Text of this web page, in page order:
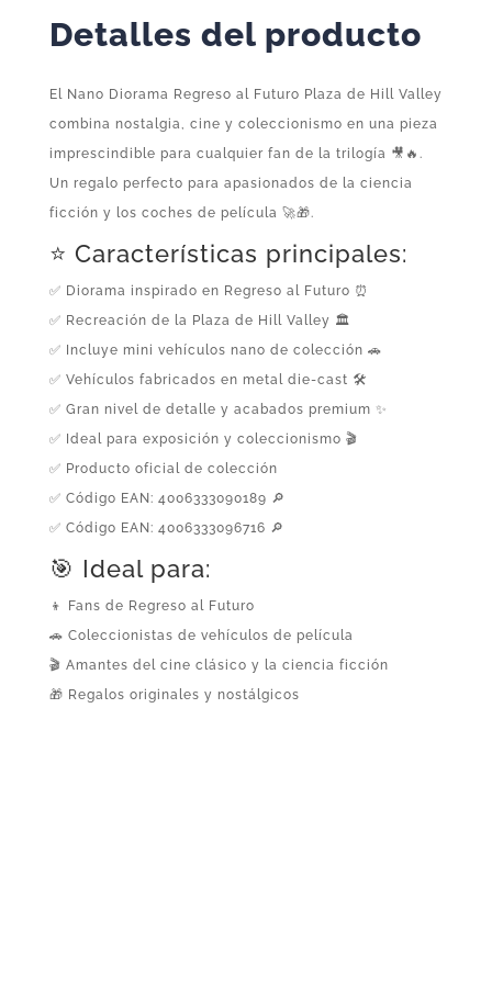
Hill
cantidad
Detalles del producto
El Nano Diorama Regreso al Futuro Plaza de Hill Valley
combina nostalgia, cine y coleccionismo en una pieza
imprescindible para cualquier fan de la trilogía 🎥🔥.
Un regalo perfecto para apasionados de la ciencia
ficción y los coches de película 🚀🎁.
⭐ Características principales:
✅ Diorama inspirado en Regreso al Futuro ⏰
✅ Recreación de la Plaza de Hill Valley 🏛️
✅ Incluye mini vehículos nano de colección 🚗
✅ Vehículos fabricados en metal die-cast 🛠️
✅ Gran nivel de detalle y acabados premium ✨
✅ Ideal para exposición y coleccionismo 🎬
✅ Producto oficial de colección
✅ Código EAN: 4006333090189 🔎
✅ Código EAN: 4006333096716 🔎
🎯 Ideal para:
👦 Fans de Regreso al Futuro
🚗 Coleccionistas de vehículos de película
🎬 Amantes del cine clásico y la ciencia ficción
🎁 Regalos originales y nostálgicos